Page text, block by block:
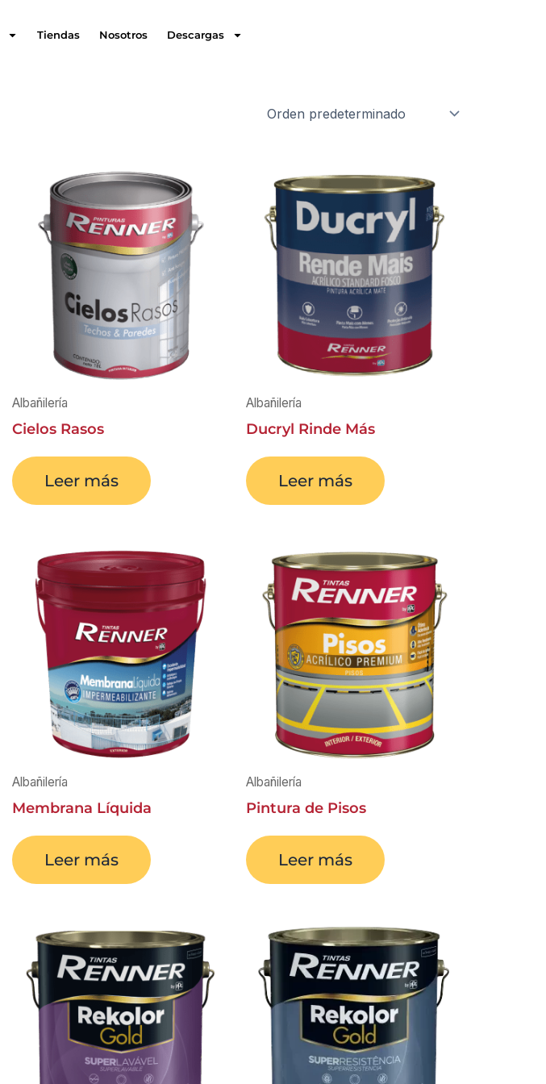
Tiendas Nosotros Descargas
Albañilería
Cielos Rasos
Leer más
Albañilería
Ducryl Rinde Más
Leer más
Albañilería
Membrana Líquida
Leer más
Albañilería
Pintura de Pisos
Leer más